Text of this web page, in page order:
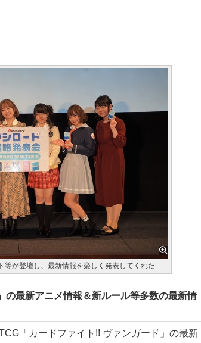
等が登壇し、最新情報を楽しく発表してくれた
の最新アニメ情報＆新ルール等多数の最新情
「カードファイト!! ヴァンガード」の最新